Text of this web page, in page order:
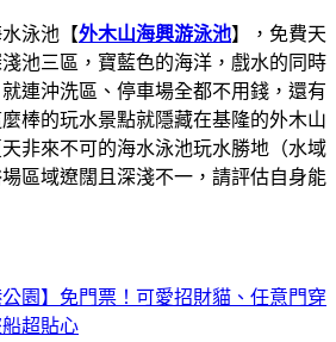
泳池【外木山海興游泳池】，免費天
池三區，寶藍色的海洋，戲水的同時
連沖洗區、停車場全都不用錢，還有
棒的玩水景點就隱藏在基隆的外木山
非來不可的海水泳池玩水勝地（水域
區域遼闊且深淺不一，請評估自身能
園】免門票！可愛招財貓、任意門穿
超貼心